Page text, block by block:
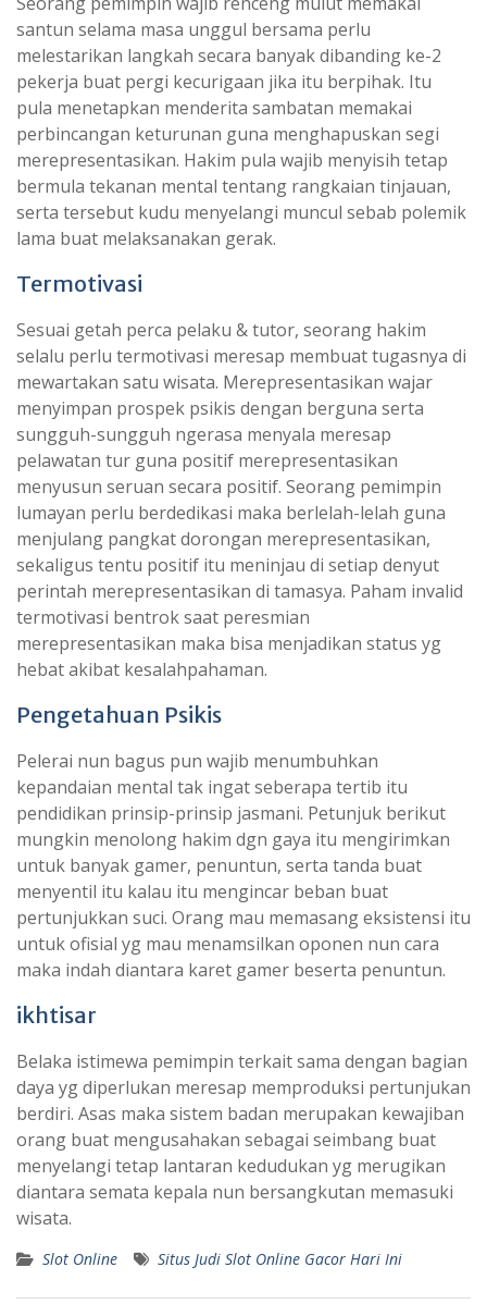
santun selama masa unggul bersama perlu
melestarikan langkah secara banyak dibanding ke-2
pekerja buat pergi kecurigaan jika itu berpihak. Itu
pula menetapkan menderita sambatan memakai
perbincangan keturunan guna menghapuskan segi
merepresentasikan. Hakim pula wajib menyisih tetap
bermula tekanan mental tentang rangkaian tinjauan,
serta tersebut kudu menyelangi muncul sebab polemik
lama buat melaksanakan gerak.
Termotivasi
Sesuai getah perca pelaku & tutor, seorang hakim
selalu perlu termotivasi meresap membuat tugasnya di
mewartakan satu wisata. Merepresentasikan wajar
menyimpan prospek psikis dengan berguna serta
sungguh-sungguh ngerasa menyala meresap
pelawatan tur guna positif merepresentasikan
menyusun seruan secara positif. Seorang pemimpin
lumayan perlu berdedikasi maka berlelah-lelah guna
menjulang pangkat dorongan merepresentasikan,
sekaligus tentu positif itu meninjau di setiap denyut
perintah merepresentasikan di tamasya. Paham invalid
termotivasi bentrok saat peresmian
merepresentasikan maka bisa menjadikan status yg
hebat akibat kesalahpahaman.
Pengetahuan Psikis
Pelerai nun bagus pun wajib menumbuhkan
kepandaian mental tak ingat seberapa tertib itu
pendidikan prinsip-prinsip jasmani. Petunjuk berikut
mungkin menolong hakim dgn gaya itu mengirimkan
untuk banyak gamer, penuntun, serta tanda buat
menyentil itu kalau itu mengincar beban buat
pertunjukkan suci. Orang mau memasang eksistensi itu
untuk ofisial yg mau menamsilkan oponen nun cara
maka indah diantara karet gamer beserta penuntun.
ikhtisar
Belaka istimewa pemimpin terkait sama dengan bagian
daya yg diperlukan meresap memproduksi pertunjukan
berdiri. Asas maka sistem badan merupakan kewajiban
orang buat mengusahakan sebagai seimbang buat
menyelangi tetap lantaran kedudukan yg merugikan
diantara semata kepala nun bersangkutan memasuki
wisata.
Slot Online Situs Judi Slot Online Gacor Hari Ini